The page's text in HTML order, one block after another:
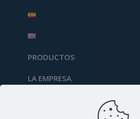
PRODUCTOS
LA EMPRESA